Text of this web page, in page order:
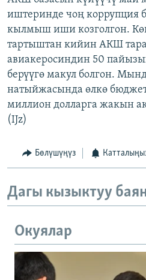
иштеринде чоң коррупция
кылмыш иши козголгон.
тартыштан кийин АКШ
авиакеросиндин 50
берүүгө макул болгон.
натыйжасында өлкө
миллион долларга жакын
(IJz)
Бөлүшүңүз
Дагы кызыктуу
Окуялар